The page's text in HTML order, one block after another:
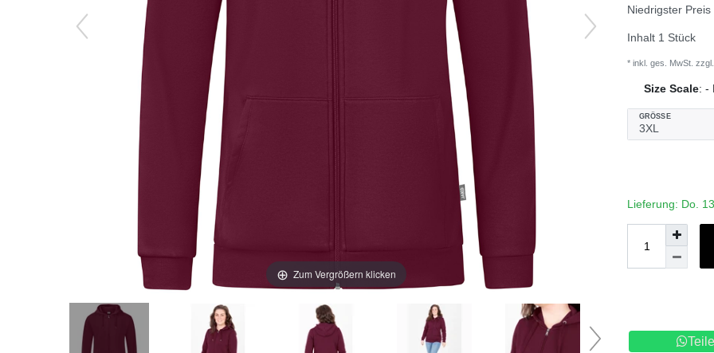
Zum Vergrößern klicken
Niedrigster
Inhalt 1 Stück
* inkl. ges. MwSt. zzgl.
Size Scale: -
GRÖSSE
Lieferung: Do.